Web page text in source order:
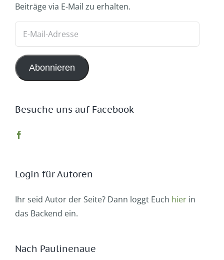
Beiträge via E-Mail zu erhalten.
Adresse
Abonnieren
Besuche uns auf Facebook
Login für Autoren
Ihr seid Autor der Seite? Dann loggt Euch hier in
das Backend ein.
Nach Paulinenaue